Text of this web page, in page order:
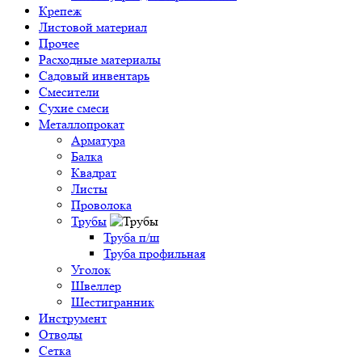
Крепеж
Листовой материал
Прочее
Расходные материалы
Садовый инвентарь
Смесители
Сухие смеси
Металлопрокат
Арматура
Балка
Квадрат
Листы
Проволока
Трубы
Труба п/ш
Труба профильная
Уголок
Швеллер
Шестигранник
Инструмент
Отводы
Сетка